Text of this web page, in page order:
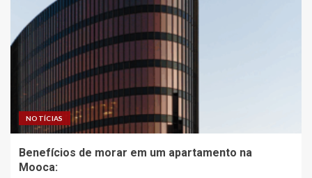
NOTÍCIAS
Benefícios de morar em um apartamento na
Mooca: